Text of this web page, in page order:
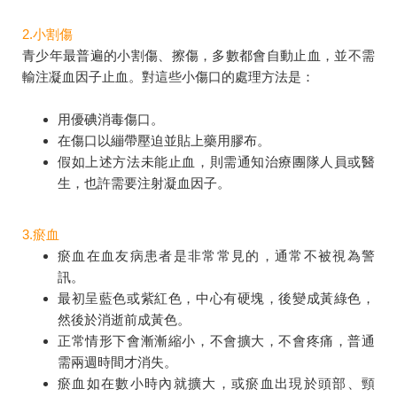
2.小割傷
青少年最普遍的小割傷、擦傷，多數都會自動止血，並不需
輸注凝血因子止血。對這些小傷口的處理方法是：
用優碘消毒傷口。
在傷口以繃帶壓迫並貼上藥用膠布。
假如上述方法未能止血，則需通知治療團隊人員或醫
生，也許需要注射凝血因子。
3.瘀血
瘀血在血友病患者是非常常見的，通常不被視為警
訊。
最初呈藍色或紫紅色，中心有硬塊，後變成黃綠色，
然後於消逝前成黃色。
正常情形下會漸漸縮小，不會擴大，不會疼痛，普通
需兩週時間才消失。
瘀血如在數小時內就擴大，或瘀血出現於頭部、頸